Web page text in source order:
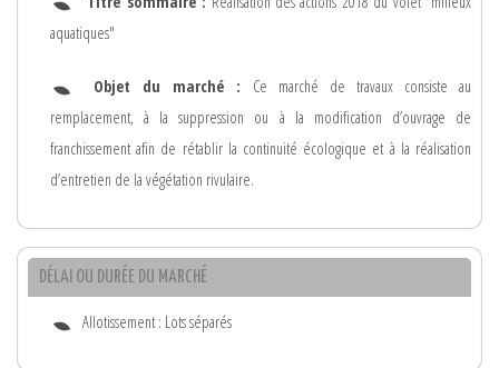
aquatiques"
Objet du marché : Ce marché de travaux consiste au
remplacement, à la suppression ou à la modification d’ouvrage de
franchissement afin de rétablir la continuité écologique et à la réalisation
d’entretien de la végétation rivulaire.
DÉLAI OU DURÉE DU MARCHÉ
Allotissement : Lots séparés